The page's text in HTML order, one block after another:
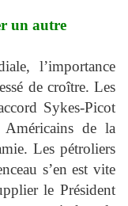
un autre
l’importance
de croître. Les
Sykes-Picot
de la
Les pétroliers
s’en est vite
le Président